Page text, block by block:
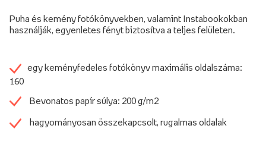
Puha és kemény fotókönyvekben, valamint Instabookokban
használják, egyenletes fényt biztosítva a teljes felületen.
egy keményfedeles fotókönyv maximális oldalszáma:
160
Bevonatos papír súlya: 200 g/m2
hagyományosan összekapcsolt, rugalmas oldalak